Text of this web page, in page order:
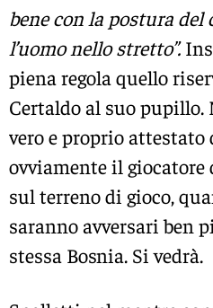
bene con la postura del
l’uomo nello stretto”.
piena regola quello
Certaldo al suo pupillo.
vero e proprio
ovviamente il giocatore
sul terreno di gioco,
saranno avversari ben
stessa Bosnia. Si vedrà.